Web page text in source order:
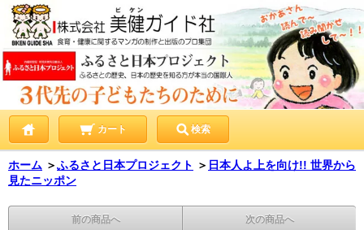
カート 検索
ホーム ＞ふるさと日本プロジェクト ＞ 日本人よ上を向け!! 世界から
見たニッポン
前の商品へ 次の商品へ